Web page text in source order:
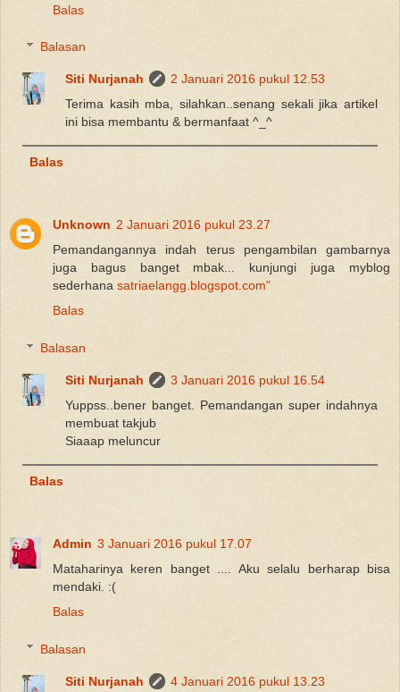
Balas
Balasan
Siti Nurjanah
2 Januari 2016 pukul 12.53
Terima kasih mba, silahkan..senang sekali jika artikel
ini bisa membantu & bermanfaat ^_^
Balas
Unknown 2 Januari 2016 pukul 23.27
Pemandangannya indah terus pengambilan gambarnya
juga bagus banget mbak... kunjungi juga myblog
sederhana satriaelangg.blogspot.com"
Balas
Balasan
Siti Nurjanah
3 Januari 2016 pukul 16.54
Yuppss..bener banget. Pemandangan super indahnya
membuat takjub
Siaaap meluncur
Balas
Admin 3 Januari 2016 pukul 17.07
Mataharinya keren banget .... Aku selalu berharap bisa
mendaki. :(
Balas
Balasan
Siti Nurjanah
4 Januari 2016 pukul 13.23